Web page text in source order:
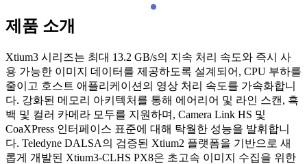
제품 소개
Xtium3 시리즈는 최대 13.2 GB/s의 지속 처리 속도와 즉시 사
용 가능한 이미지 데이터를 제공하도록 설계되어, CPU 부하를
줄이고 호스트 애플리케이션의 영상 처리 속도를 가속화합니
다. 강화된 메모리 아키텍처를 통해 에어리어 및 라인 스캔, 흑
백 및 컬러 카메라 모두를 지원하며, Camera Link HS 및
CoaXPress 인터페이스 표준에 대해 탁월한 성능을 발휘합니
다. Teledyne DALSA의 검증된 Xtium2 플랫폼을 기반으로 새
롭게 개발된 Xtium3-CLHS PX8은 초고속 이미지 수집을 위한